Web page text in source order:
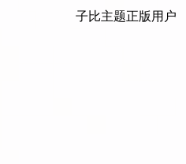
子比主题正版用户